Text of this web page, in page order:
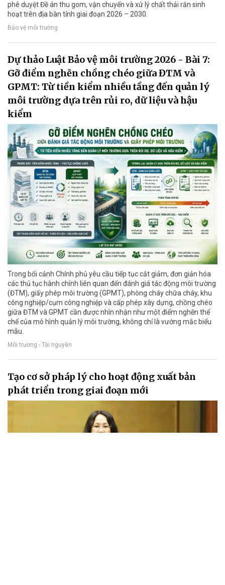
phê duyệt Đề án thu gom, vận chuyển và xử lý chất thải rắn sinh
hoạt trên địa bàn tỉnh giai đoạn 2026 – 2030.
Bảo vệ môi trường
Dự thảo Luật Bảo vệ môi trường 2026 - Bài 7:
Gỡ điểm nghẽn chồng chéo giữa ĐTM và
GPMT: Từ tiền kiểm nhiều tầng đến quản lý
môi trường dựa trên rủi ro, dữ liệu và hậu
kiểm
Trong bối cảnh Chính phủ yêu cầu tiếp tục cắt giảm, đơn giản hóa
các thủ tục hành chính liên quan đến đánh giá tác động môi trường
(ĐTM), giấy phép môi trường (GPMT), phòng cháy chữa cháy, khu
công nghiệp/cụm công nghiệp và cấp phép xây dựng, chồng chéo
giữa ĐTM và GPMT cần được nhìn nhận như một điểm nghẽn thể
chế của mô hình quản lý môi trường, không chỉ là vướng mắc biểu
mẫu.
Môi trường - Tài nguyên
Tạo cơ sở pháp lý cho hoạt động xuất bản
phát triển trong giai đoạn mới